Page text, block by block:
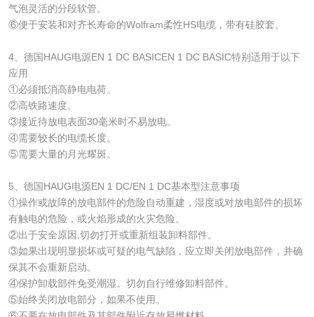
气泡灵活的分段软管。
⑥便于安装和对齐长寿命的Wolfram柔性HS电缆，带有硅胶套。
4、德国HAUG电源EN 1 DC BASICEN 1 DC BASIC特别适用于以下
应用
①必须抵消高静电电荷。
②高铁路速度。
③接近待放电表面30毫米时不易放电。
④需要较长的电缆长度。
⑤需要大量的月光耀斑。
5、德国HAUG电源EN 1 DC/EN 1 DC基本型注意事项
①操作或故障的放电部件的危险自动重建，湿度或对放电部件的损坏
有触电的危险，或火焰形成的火灾危险。
②出于安全原因,切勿打开或重新组装卸料部件。
③如果出现明显损坏或可疑的电气缺陷，应立即关闭放电部件，并确
保其不会重新启动。
④保护卸载部件免受潮湿。切勿自行维修卸料部件。
⑤始终关闭放电部分，如果不使用。